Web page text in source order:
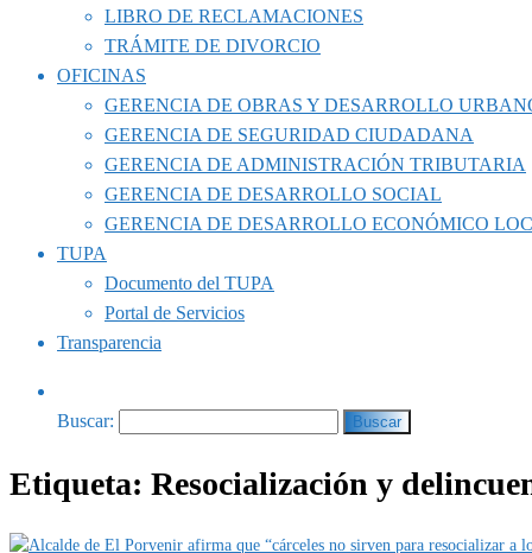
LIBRO DE RECLAMACIONES
TRÁMITE DE DIVORCIO
OFICINAS
GERENCIA DE OBRAS Y DESARROLLO
GERENCIA DE SEGURIDAD CIUDADANA
GERENCIA DE ADMINISTRACIÓN TRIBUTARIA
GERENCIA DE DESARROLLO SOCIAL
GERENCIA DE DESARROLLO ECONÓMICO
TUPA
Documento del TUPA
Portal de Servicios
Transparencia
Buscar:
Etiqueta: Resocialización y